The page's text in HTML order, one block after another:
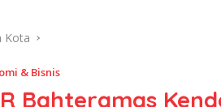
Kota
& Bisnis
Bahteramas